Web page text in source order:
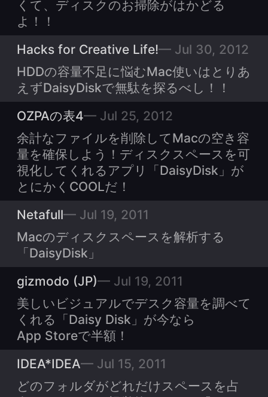
くて、ディスクのお掃除がはかどる
よ！！
Hacks for Creative Life!
Jul 30, 2012
HDDの容量不足に悩むMac使いはとりあ
えずDaisyDiskで無駄を探るべし！！
OZPAの表4
Jul 25, 2012
余計なファイルを削除してMacの空き容
量を確保しよう！ディスクスペースを可
視化してくれるアプリ「DaisyDisk」が
とにかくCOOLだ！
Netafull
Jul 19, 2011
Macのディスクスペースを解析する
「DaisyDisk」
gizmodo (JP)
Jul 19, 2011
美しいビジュアルでデスク容量を調べて
くれる「Daisy Disk」が今なら
App Storeで半額！
IDEA*IDEA
Jul 15, 2011
どのフォルダがどれだけスペースを占